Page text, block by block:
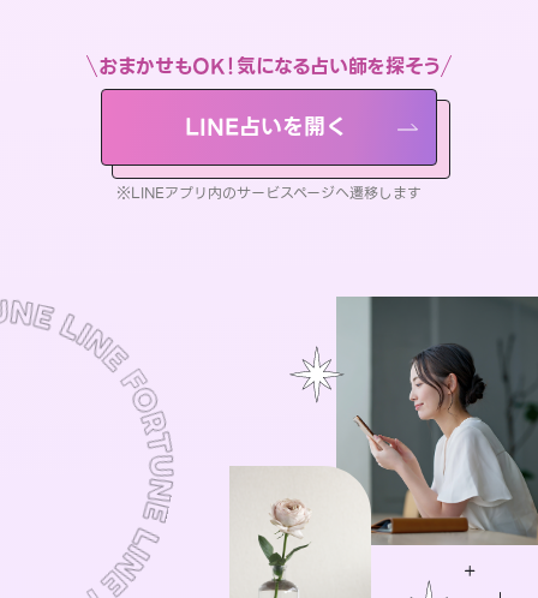
おまかせもOK！気になる占い師を探そう
LINE占いを開く
※LINEアプリ内のサービスページへ遷移します